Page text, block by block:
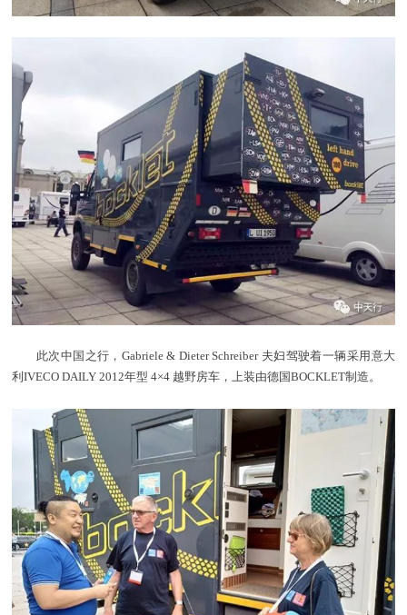
此次中国之行，Gabriele & Dieter Schreiber 夫妇驾驶着一辆采用意大
利IVECO DAILY 2012年型 4×4 越野房车，上装由德国BOCKLET制造。